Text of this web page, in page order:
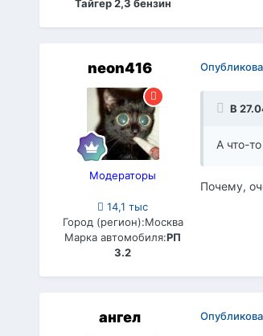
Тайгер 2,3 бензин
neon416
Модераторы
14,1 тыс
Город (регион):Москва
Марка автомобиля:РП
3.2
В
А что-
Почему,
ангел